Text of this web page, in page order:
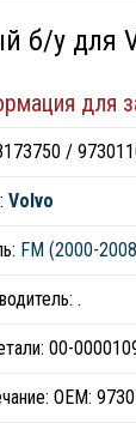
б/у для
для
/
Volvo
FM (2000-
.
00-
ОЕМ: